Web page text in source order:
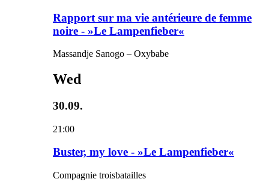
Rapport sur ma vie antérieure de femme
noire - »Le Lampenfieber«
Massandje Sanogo – Oxybabe
Wed
30.09.
21:00
Buster, my love - »Le Lampenfieber«
Compagnie troisbatailles